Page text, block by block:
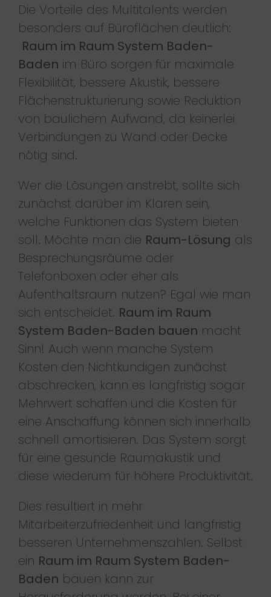
Die Vorteile des Multitalents werden
besonders auf Büroflächen deutlich:
Raum im Raum System Baden-
Baden im Büro sorgen für maximale
Flexibilität, bessere Akustik, bessere
Flächenstrukturierung sowie Reduktion
von baulichem Aufwand, da keinerlei
Verbindungen zu Wand oder Decke
nötig sind.
Wer die Lösungen anstrebt, sollte sich
zunächst darüber im Klaren sein,
welche Funktionen das System bieten
soll. Möchte man die Raum-Lösung als
Besprechungsräume oder
Telefonboxen oder eher als
Aufenthaltsraum nutzen? Egal wie man
sich entscheidet. Raum im Raum
System Baden-Baden bauen macht
Sinn! Auch wenn manche System
Kosten den Nichtkundigen zunächst
abschrecken, kann es langfristig sogar
Mehrwert schaffen und die Kosten für
eine Anschaffung können sich innerhalb
schnell amortisieren. Das System sorgt
für eine gesunde Raumakustik und
diese wiederum für höhere Produktivität.
Dies resultiert in mehr
Mitarbeiterzufriedenheit und langfristig
besseren Unternehmenszahlen. Selbst
ein Raum im Raum System Baden-
Baden bauen kann zur